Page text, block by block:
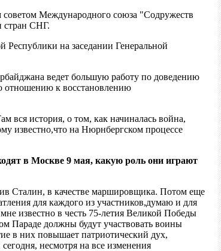
Международного союза "Содружеств
стран СНГ.
на заседании Генеральной
ведет большую работу по доведению
отношению к восстановлению
вся история, о том, как начиналась война,
известно,что на Нюрнбергском процессе
в Москве 9 мая, какую роль они играют
Сталин, в качестве маршировщика. Потом еще
для каждого из участников,думаю и для
известно в честь 75-летия Великой Победы
Параде должны будут участвовать воины
в них повышает патриотический дух,
несмотря на все изменения